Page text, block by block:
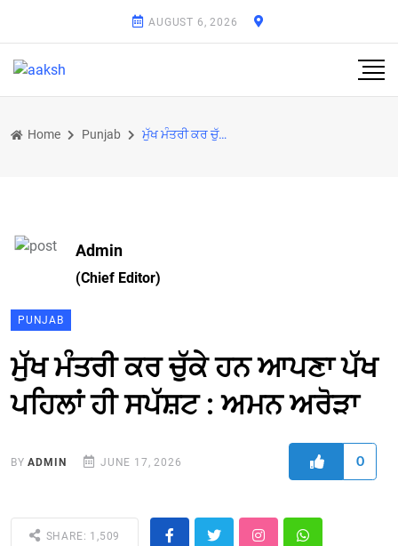
AUGUST 6, 2026
Home Punjab ਮੁੱਖ ਮੰਤਰੀ ਕਰ ਚੁੱਕੇ ਹਨ ਆਪਣਾ ਪੱਖ ਪਹਿਲਾਂ ਹੀ ਸਪੱਸ਼ਟ : ਅਮਨ ਅਰੋੜਾ
Admin
(Chief Editor)
PUNJAB
ਮੁੱਖ ਮੰਤਰੀ ਕਰ ਚੁੱਕੇ ਹਨ ਆਪਣਾ ਪੱਖ
ਪਹਿਲਾਂ ਹੀ ਸਪੱਸ਼ਟ : ਅਮਨ ਅਰੋੜਾ
BYADMIN JUNE 17, 2026 0
SHARE: 1,509